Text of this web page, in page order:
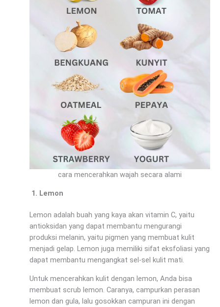
cara mencerahkan wajah secara alami
Lemon
Lemon adalah buah yang kaya akan vitamin C, yaitu
antioksidan yang dapat membantu mengurangi
produksi melanin, yaitu pigmen yang membuat kulit
menjadi gelap. Lemon juga memiliki sifat eksfoliasi yang
dapat membantu mengangkat sel-sel kulit mati.
Untuk mencerahkan kulit dengan lemon, Anda bisa
membuat scrub lemon. Caranya, campurkan perasan
lemon dan gula, lalu gosokkan campuran ini dengan